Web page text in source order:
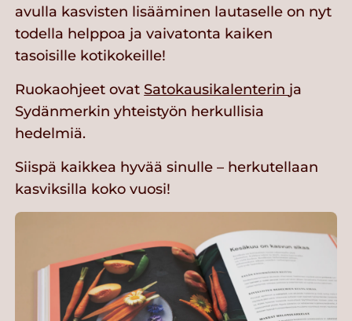
avulla kasvisten lisääminen lautaselle on nyt
todella helppoa ja vaivatonta kaiken
tasoisille kotikokeille!
Ruokaohjeet ovat Satokausikalenterin ja
Sydänmerkin yhteistyön herkullisia
hedelmiä.
Siispä kaikkea hyvää sinulle – herkutellaan
kasviksilla koko vuosi!